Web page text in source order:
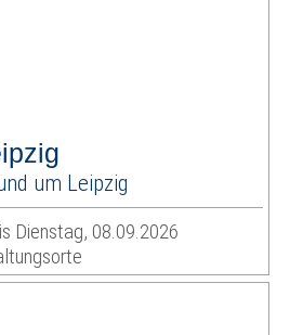
um Leipzig
Dienstag, 08.09.2026